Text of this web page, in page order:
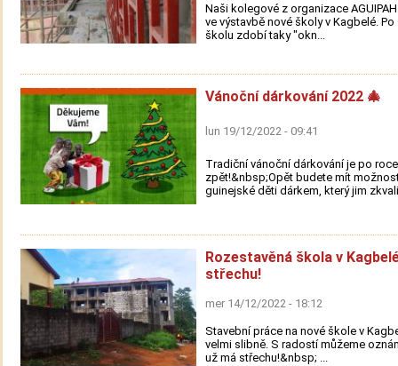
Naši kolegové z organizace
ve výstavbě nové školy v Kagbelé. Po
školu zdobí taky "okn...
Vánoční dárkování 2022 🎄
lun 19/12/2022 - 09:41
Tradiční vánoční dárkování je po roce
zpět!&nbsp;Opět budete mít
guinejské děti dárkem, který jim
Rozestavěná škola v
střechu!
mer 14/12/2022 - 18:12
Stavební práce na nové škole v
velmi slibně. S radostí můžeme
už má střechu!&nbsp; ...